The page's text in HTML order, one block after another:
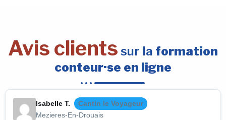
Avis clients sur la formation
conteur·se en ligne
Isabelle T.
Cantin le Voyageur
Mezieres-En-Drouais